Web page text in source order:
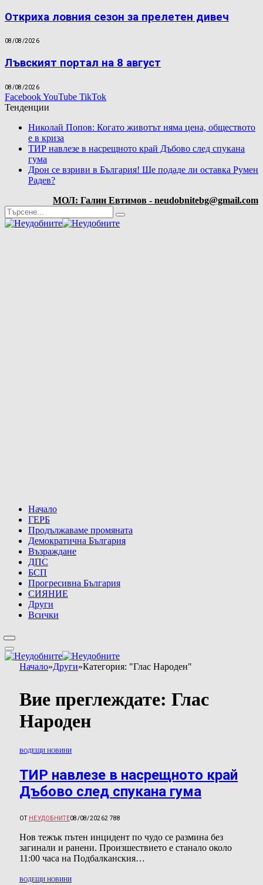
Откриха ловния сезон за прелетен дивеч
08/08/2026
Лъвският портал на 8 август
08/08/2026
FacebookYouTube TikTok
Тенденции
Николай Попов: Когато животът няма цена, обществото
е в криза
ТИР навлезе в насрещното край Дъбово след спукана
гума
Дрон се взриви в България! Ще подаде ли оставка Румен
Радев?
МОЛ: Галин Евтимов - neudobnitebg@gmail.com
Начало
ГЕРБ
Продължаваме промяната
Демократична България
Възраждане
ДПС
БСП
Прогресивна България
СИЯНИЕ
Други
Всички
Начало»Други»Категория: "Глас Народен"
Вие преглеждате: Глас
Народен
ВОДЕЩИ НОВИНИ
ТИР навлезе в насрещното край
Дъбово след спукана гума
ОТ НЕУДОБНИТЕ08/08/20262 788
Нов тежък пътен инцидент по чудо се размина без
загинали и ранени. Произшествието е станало около
11:00 часа на Подбалканския…
ВОДЕЩИ НОВИНИ